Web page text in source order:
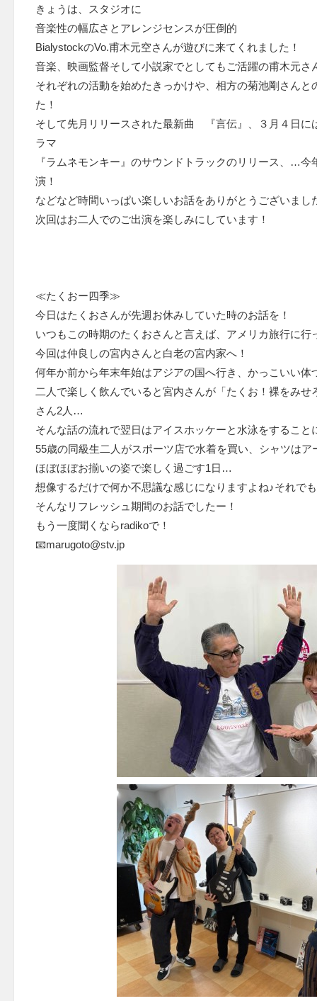
きょうは、スタジオに
音楽性の幅広さとアレンジセンスが圧倒的
BialystockのVo.甫木元空さんが遊びに来てくれました！
音楽、映画監督そして小説家でとしてもご活躍の甫木元さ
それぞれの活動を始めたきっかけや、相方の菊池剛さんと
た！
そして先月リリースされた最新曲 『言伝』、３月４日に
ラマ
『ラムネモンキー』のサウンドトラックのリリース、…
演！
などなど時間いっぱい楽しいお話をありがとうございまし
次回はお二人でのご出演を楽しみにしています！
≪たくおー四季≫
今日はたくおさんが先週お休みしていた時のお話を！
いつもこの時期のたくおさんと言えば、アメリカ旅行に
今回は仲良しの宮内さんと白老の宮内家へ！
何年か前から年末年始はアジアの国へ行き、かっこいい体
二人で楽しく飲んでいると宮内さんが「たくお！裸をみ
さん2人…
そんな話の流れで翌日はアイスホッケーと水泳をすること
55歳の同級生二人がスポーツ店で水着を買い、シャツはア
ほぼほぼお揃いの姿で楽しく過ごす1日…
想像するだけで何か不思議な感じになりますよね♪それで
そんなリフレッシュ期間のお話でしたー！
もう一度聞くならradikoで！
📧marugoto@stv.jp